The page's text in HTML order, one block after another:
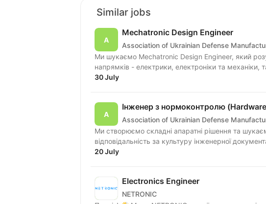
Similar jobs
Mechatronic Design Engineer
Association of Ukrainian Defense
Ми шукаємо Mechatronic Design Engineer, який
напрямків - електрики, електроніки та механіки,
30 July
Інженер з нормоконтролю
Association of Ukrainian Defense
Ми створюємо складні апаратні рішення та
відповідальність за культуру інженерної
20 July
Electronics Engineer
NETRONIC